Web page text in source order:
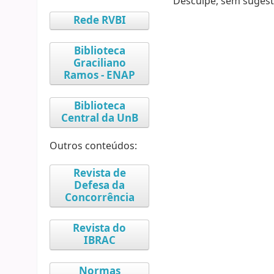
Rede RVBI
Biblioteca
Graciliano
Ramos - ENAP
Biblioteca
Central da UnB
Outros conteúdos:
Revista de
Defesa da
Concorrência
Revista do
IBRAC